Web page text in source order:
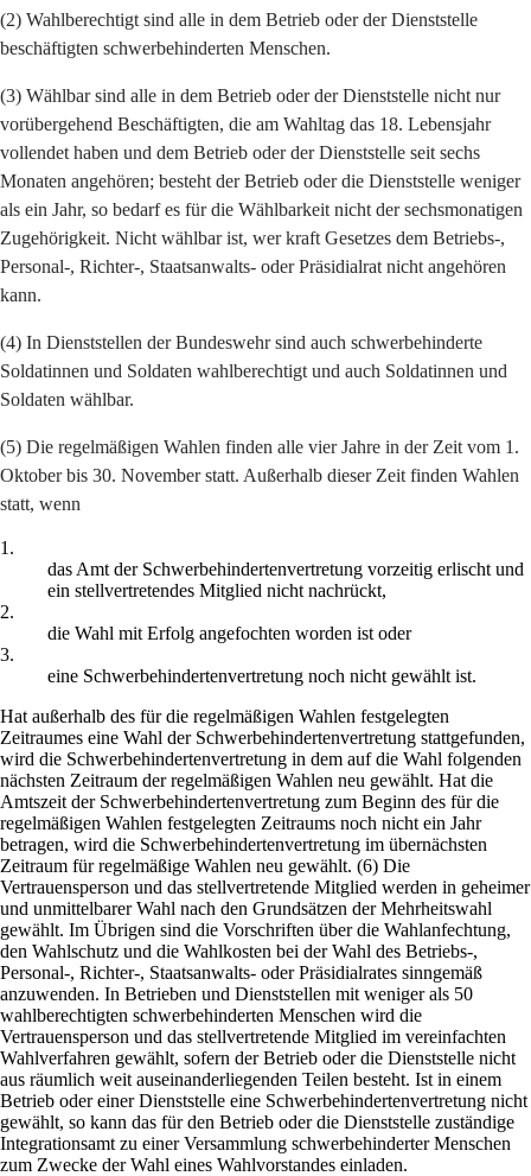
(2) Wahlberechtigt sind alle in dem Betrieb oder der Dienststelle
beschäftigten schwerbehinderten Menschen.
(3) Wählbar sind alle in dem Betrieb oder der Dienststelle nicht nur
vorübergehend Beschäftigten, die am Wahltag das 18. Lebensjahr
vollendet haben und dem Betrieb oder der Dienststelle seit sechs
Monaten angehören; besteht der Betrieb oder die Dienststelle weniger
als ein Jahr, so bedarf es für die Wählbarkeit nicht der sechsmonatigen
Zugehörigkeit. Nicht wählbar ist, wer kraft Gesetzes dem Betriebs-,
Personal-, Richter-, Staatsanwalts- oder Präsidialrat nicht angehören
kann.
(4) In Dienststellen der Bundeswehr sind auch schwerbehinderte
Soldatinnen und Soldaten wahlberechtigt und auch Soldatinnen und
Soldaten wählbar.
(5) Die regelmäßigen Wahlen finden alle vier Jahre in der Zeit vom 1.
Oktober bis 30. November statt. Außerhalb dieser Zeit finden Wahlen
statt, wenn
1.
das Amt der Schwerbehindertenvertretung vorzeitig erlischt und
ein stellvertretendes Mitglied nicht nachrückt,
2.
die Wahl mit Erfolg angefochten worden ist oder
3.
eine Schwerbehindertenvertretung noch nicht gewählt ist.
Hat außerhalb des für die regelmäßigen Wahlen festgelegten
Zeitraumes eine Wahl der Schwerbehindertenvertretung stattgefunden,
wird die Schwerbehindertenvertretung in dem auf die Wahl folgenden
nächsten Zeitraum der regelmäßigen Wahlen neu gewählt. Hat die
Amtszeit der Schwerbehindertenvertretung zum Beginn des für die
regelmäßigen Wahlen festgelegten Zeitraums noch nicht ein Jahr
betragen, wird die Schwerbehindertenvertretung im übernächsten
Zeitraum für regelmäßige Wahlen neu gewählt. (6) Die
Vertrauensperson und das stellvertretende Mitglied werden in geheimer
und unmittelbarer Wahl nach den Grundsätzen der Mehrheitswahl
gewählt. Im Übrigen sind die Vorschriften über die Wahlanfechtung,
den Wahlschutz und die Wahlkosten bei der Wahl des Betriebs-,
Personal-, Richter-, Staatsanwalts- oder Präsidialrates sinngemäß
anzuwenden. In Betrieben und Dienststellen mit weniger als 50
wahlberechtigten schwerbehinderten Menschen wird die
Vertrauensperson und das stellvertretende Mitglied im vereinfachten
Wahlverfahren gewählt, sofern der Betrieb oder die Dienststelle nicht
aus räumlich weit auseinanderliegenden Teilen besteht. Ist in einem
Betrieb oder einer Dienststelle eine Schwerbehindertenvertretung nicht
gewählt, so kann das für den Betrieb oder die Dienststelle zuständige
Integrationsamt zu einer Versammlung schwerbehinderter Menschen
zum Zwecke der Wahl eines Wahlvorstandes einladen.